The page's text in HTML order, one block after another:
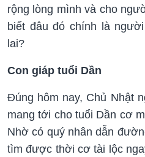
rộng lòng mình và cho
biết đâu đó chính là
lai?
Con giáp tuổi Dần
Đúng hôm nay, Chủ Nhật
mang tới cho tuổi Dần cơ
Nhờ có quý nhân dẫn
tìm được thời cơ tài lộc